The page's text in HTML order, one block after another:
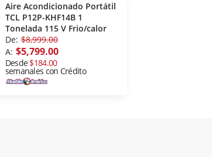
Aire Acondicionado Portátil
TCL P12P-KHF14B 1
Tonelada 115 V Frio/calor
De: $8,999.00
A: $5,799.00
Desde$184.00
semanales con Crédito